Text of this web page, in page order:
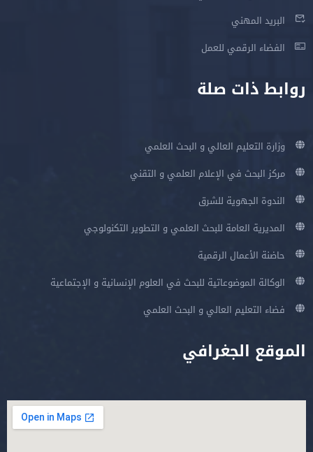
البريد المهني
الفضاء الرقمي للعمل
روابط ذات صلة
وزارة التعليم العالي و البحث العلمي
مركز البحث في الإعلام العلمي و التقني
الندوة الجهوية للشرق
المديرية العامة للبحث العلمي و التطوير التكنولوجي
حاضنة الأعمال الرقمية
الوكالة الموضوعاتية للبحث في العلوم الإنسانية و الإجتماعية
فضاء التعليم العالي و البحث العلمي
الموقع الجغرافي